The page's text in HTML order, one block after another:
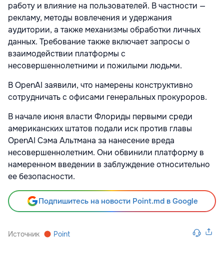
работу и влияние на пользователей. В частности —
рекламу, методы вовлечения и удержания
аудитории, а также механизмы обработки личных
данных. Требование также включает запросы о
взаимодействии платформы с
несовершеннолетними и пожилыми людьми.
В OpenAI заявили, что намерены конструктивно
сотрудничать с офисами генеральных прокуроров.
В начале июня власти Флориды первыми среди
американских штатов подали иск против главы
OpenAI Сэма Альтмана за нанесение вреда
несовершеннолетним. Они обвинили платформу в
намеренном введении в заблуждение относительно
ее безопасности.
Подпишитесь на новости Point.md в Google
Источник Point